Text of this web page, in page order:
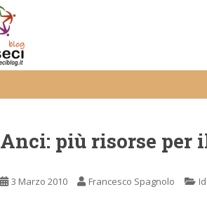
Anci: più risorse per
3 Marzo 2010 Francesco Spagnolo